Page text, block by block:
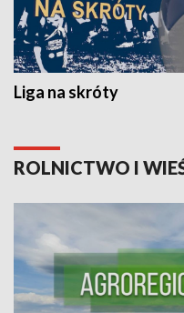
Liga na skróty
ROLNICTWO I